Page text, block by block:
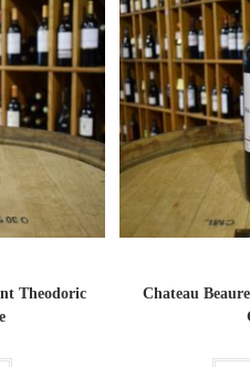
Theodoric
Chateau